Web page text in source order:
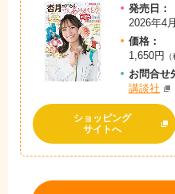
発売日：
2026年4
価格：
1,650円
お問合せ
講談社
ショッピング
サイトへ